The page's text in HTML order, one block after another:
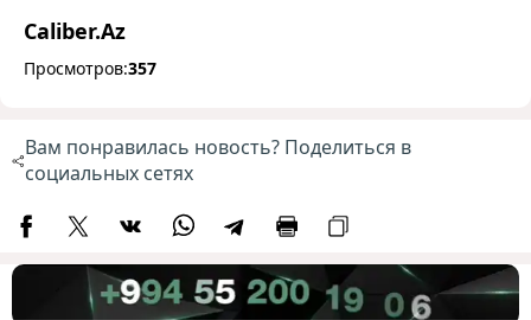
Caliber.Az
Просмотров:357
Вам понравилась новость? Поделиться в
социальных сетях